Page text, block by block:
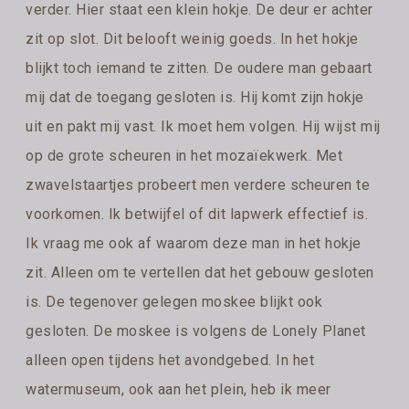
verder. Hier staat een klein hokje. De deur er achter
zit op slot. Dit belooft weinig goeds. In het hokje
blijkt toch iemand te zitten. De oudere man gebaart
mij dat de toegang gesloten is. Hij komt zijn hokje
uit en pakt mij vast. Ik moet hem volgen. Hij wijst mij
op de grote scheuren in het mozaïekwerk. Met
zwavelstaartjes probeert men verdere scheuren te
voorkomen. Ik betwijfel of dit lapwerk effectief is.
Ik vraag me ook af waarom deze man in het hokje
zit. Alleen om te vertellen dat het gebouw gesloten
is. De tegenover gelegen moskee blijkt ook
gesloten. De moskee is volgens de Lonely Planet
alleen open tijdens het avondgebed. In het
watermuseum, ook aan het plein, heb ik meer